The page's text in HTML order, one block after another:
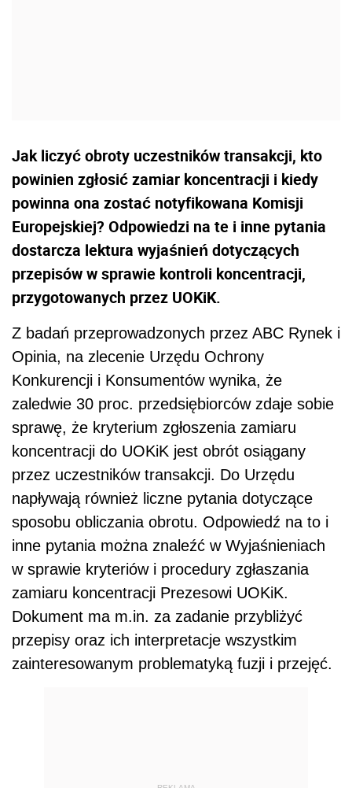
Jak liczyć obroty uczestników transakcji, kto
powinien zgłosić zamiar koncentracji i kiedy
powinna ona zostać notyfikowana Komisji
Europejskiej? Odpowiedzi na te i inne pytania
dostarcza lektura wyjaśnień dotyczących
przepisów w sprawie kontroli koncentracji,
przygotowanych przez UOKiK.
Z badań przeprowadzonych przez ABC Rynek i
Opinia, na zlecenie Urzędu Ochrony
Konkurencji i Konsumentów wynika, że
zaledwie 30 proc. przedsiębiorców zdaje sobie
sprawę, że kryterium zgłoszenia zamiaru
koncentracji do UOKiK jest obrót osiągany
przez uczestników transakcji. Do Urzędu
napływają również liczne pytania dotyczące
sposobu obliczania obrotu. Odpowiedź na to i
inne pytania można znaleźć w Wyjaśnieniach
w sprawie kryteriów i procedury zgłaszania
zamiaru koncentracji Prezesowi UOKiK.
Dokument ma m.in. za zadanie przybliżyć
przepisy oraz ich interpretacje wszystkim
zainteresowanym problematyką fuzji i przejęć.